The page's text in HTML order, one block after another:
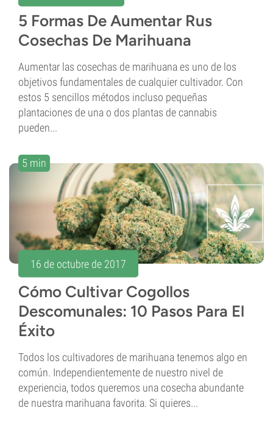
5 Formas De Aumentar Rus
Cosechas De Marihuana
Aumentar las cosechas de marihuana es uno de los
objetivos fundamentales de cualquier cultivador. Con
estos 5 sencillos métodos incluso pequeñas
plantaciones de una o dos plantas de cannabis
pueden...
5 min
16 de octubre de 2017
Cómo Cultivar Cogollos
Descomunales: 10 Pasos Para El
Éxito
Todos los cultivadores de marihuana tenemos algo en
común. Independientemente de nuestro nivel de
experiencia, todos queremos una cosecha abundante
de nuestra marihuana favorita. Si quieres...